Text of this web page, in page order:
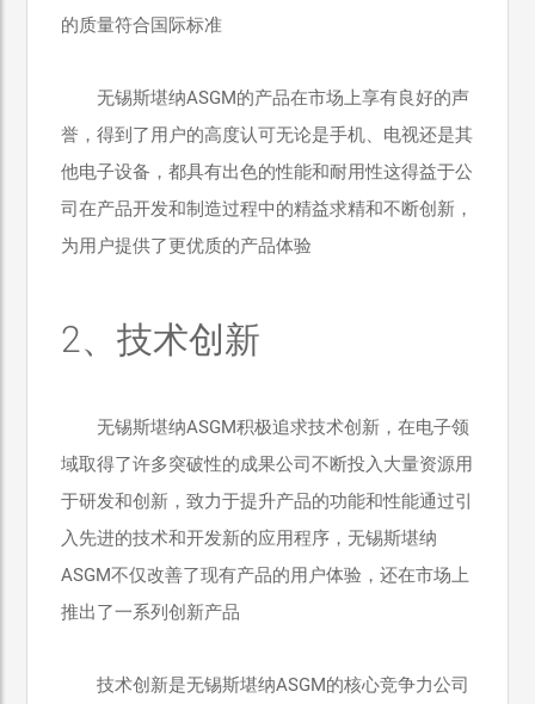
的质量符合国际标准
无锡斯堪纳ASGM的产品在市场上享有良好的声
誉，得到了用户的高度认可无论是手机、电视还是其
他电子设备，都具有出色的性能和耐用性这得益于公
司在产品开发和制造过程中的精益求精和不断创新，
为用户提供了更优质的产品体验
2、技术创新
无锡斯堪纳ASGM积极追求技术创新，在电子领
域取得了许多突破性的成果公司不断投入大量资源用
于研发和创新，致力于提升产品的功能和性能通过引
入先进的技术和开发新的应用程序，无锡斯堪纳
ASGM不仅改善了现有产品的用户体验，还在市场上
推出了一系列创新产品
技术创新是无锡斯堪纳ASGM的核心竞争力公司